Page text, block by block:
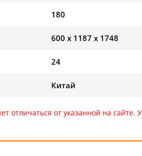
180
600 x 1187 x 1748
24
Китай
отличаться от указанной на